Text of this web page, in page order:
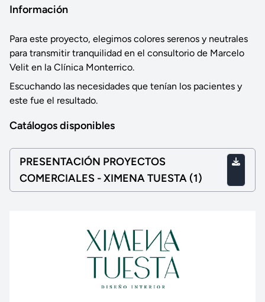
Información
Para este proyecto, elegimos colores serenos y neutrales
para transmitir tranquilidad en el consultorio de Marcelo
Velit en la Clínica Monterrico.
Escuchando las necesidades que tenían los pacientes y
este fue el resultado.
Catálogos disponibles
PRESENTACIÓN PROYECTOS
COMERCIALES - XIMENA TUESTA (1)